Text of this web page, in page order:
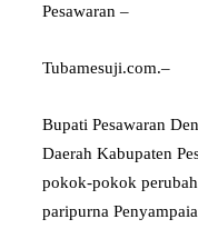
Pesawaran –
Tubamesuji.com.–
Bupati Pesawaran
Daerah Kabupaten
pokok-pokok
paripurna